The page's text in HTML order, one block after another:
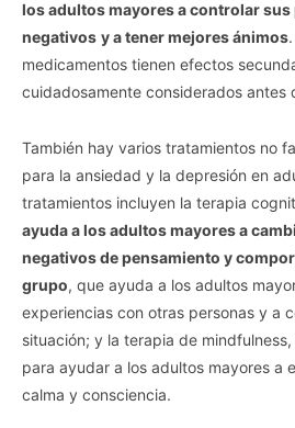
los adultos mayores a controlar
negativos y a tener mejores ánimos
medicamentos tienen efectos
cuidadosamente considerados antes
También hay varios tratamientos no
para la ansiedad y la depresión en
tratamientos incluyen la terapia
ayuda a los adultos mayores a
negativos de pensamiento y
grupo, que ayuda a los adultos
experiencias con otras personas y a
situación; y la terapia de
para ayudar a los adultos mayores a
calma y consciencia.